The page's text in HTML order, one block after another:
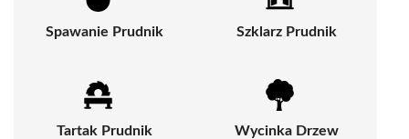
Spawanie Prudnik Szklarz Prudnik
Tartak Prudnik
Wycinka Drzew